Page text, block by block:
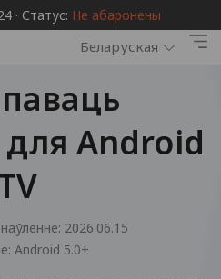
· Статус: Не абаронены
Беларуская
для Android
2026.06.15
Android 5.0+